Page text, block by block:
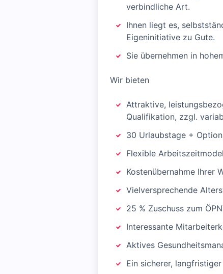
verbindliche Art.
Ihnen liegt es,
Eigeninitiative zu Gute.
Sie übernehmen in
Wir bieten
Attraktive,
Qualifikation, zzgl.
30 Urlaubstage +
Flexible
Kostenübernahme Ihrer
Vielversprechende
25 % Zuschuss zum
Interessante
Aktives
Ein sicherer,